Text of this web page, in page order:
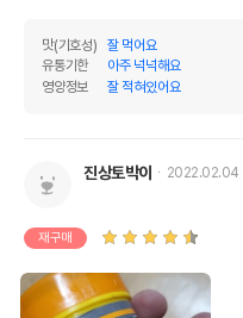
맛(기호성)
잘 먹어요
유통기한
아주 넉넉해요
영양정보
잘 적혀있어요
진상토박이 2022.02.04
재구매